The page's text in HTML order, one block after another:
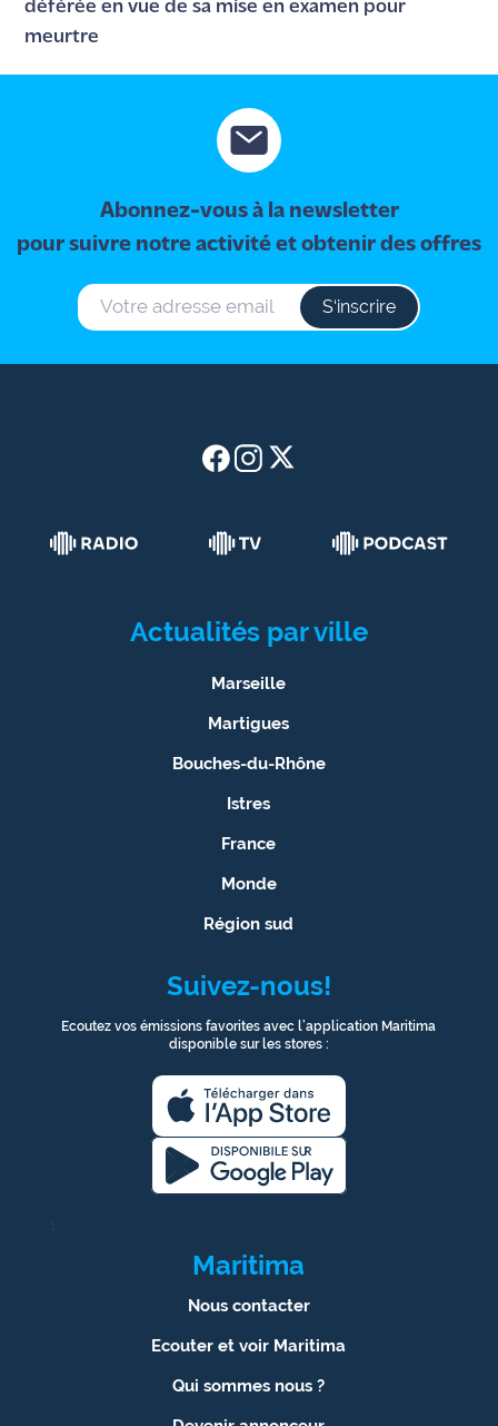
déférée en vue de sa mise en examen pour
meurtre
Abonnez-vous à la newsletter
pour suivre notre activité et obtenir des offres
S‘inscrire
Actualités par ville
Marseille
Martigues
Bouches-du-Rhône
Istres
France
Monde
Région sud
Suivez-nous!
Ecoutez vos émissions favorites avec l’application Maritima
disponible sur les stores :
1
Maritima
Nous contacter
Ecouter et voir Maritima
Qui sommes nous ?